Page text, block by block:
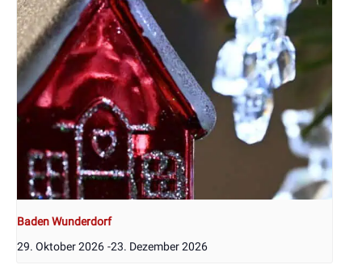
Baden Wunderdorf
29. Oktober 2026 -23. Dezember 2026